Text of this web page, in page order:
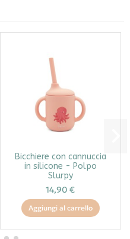
Bicchiere con cannuccia
in silicone - Polpo
Slurpy
14,90 €
Aggiungi al carrello